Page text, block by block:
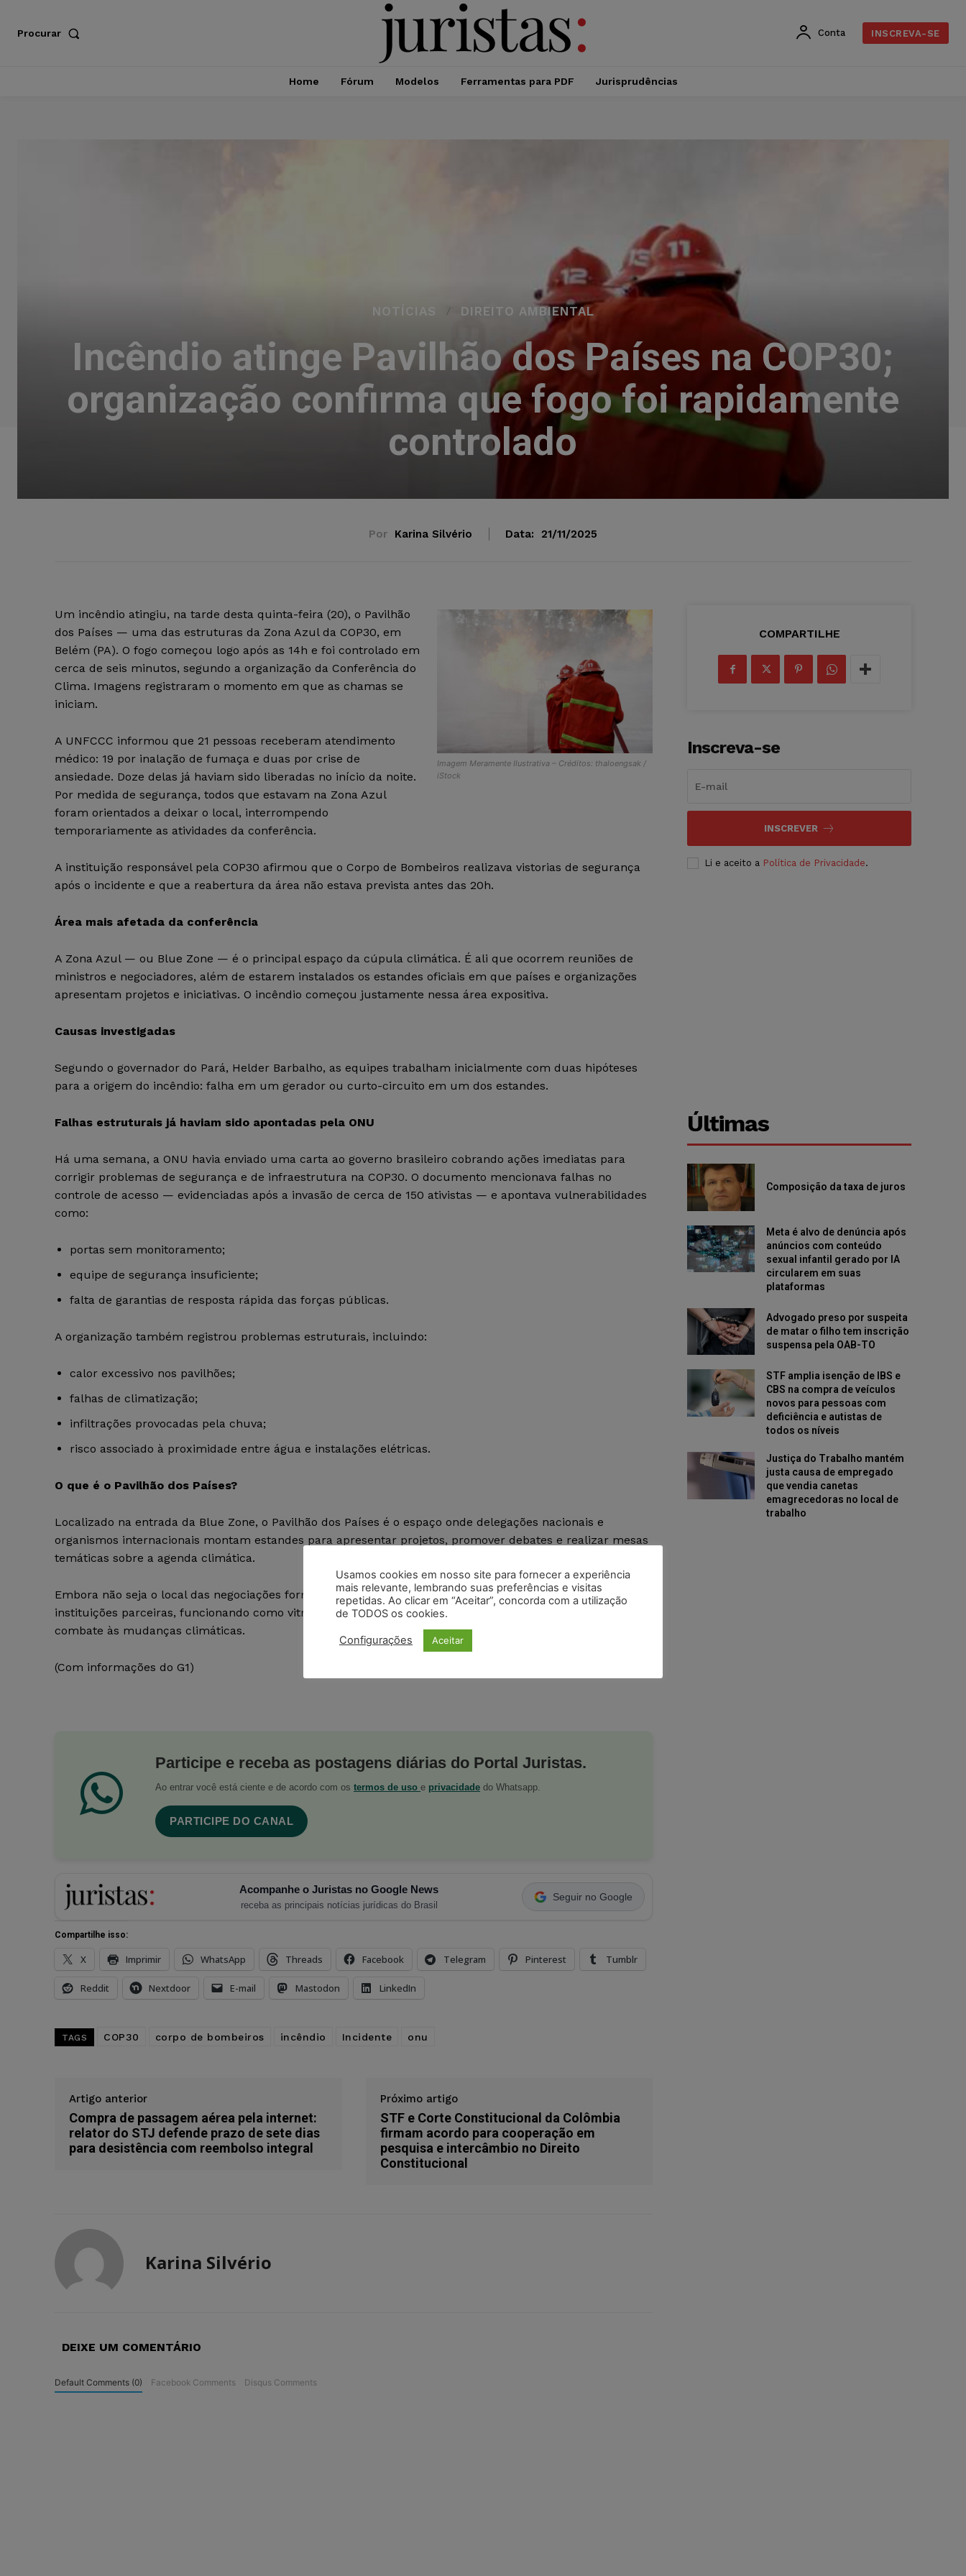
Procurar Conta INSCREVA-SE
Home Fórum Modelos Ferramentas para PDF Jurisprudências
NOTÍCIAS DIREITO AMBIENTAL
Incêndio atinge Pavilhão dos Países na COP30;
organização confirma que fogo foi rapidamente
controlado
Por Karina Silvério Data: 21/11/2025
Imagem Meramente Ilustrativa – Créditos: thaloengsak /
iStock
Um incêndio atingiu, na tarde desta quinta-feira (20), o Pavilhão
dos Países — uma das estruturas da Zona Azul da COP30, em
Belém (PA). O fogo começou logo após as 14h e foi controlado em
cerca de seis minutos, segundo a organização da Conferência do
Clima. Imagens registraram o momento em que as chamas se
iniciam.
A UNFCCC informou que 21 pessoas receberam atendimento
médico: 19 por inalação de fumaça e duas por crise de
ansiedade. Doze delas já haviam sido liberadas no início da noite.
Por medida de segurança, todos que estavam na Zona Azul
foram orientados a deixar o local, interrompendo
temporariamente as atividades da conferência.
A instituição responsável pela COP30 afirmou que o Corpo de Bombeiros realizava vistorias de segurança
após o incidente e que a reabertura da área não estava prevista antes das 20h.
Área mais afetada da conferência
A Zona Azul — ou Blue Zone — é o principal espaço da cúpula climática. É ali que ocorrem reuniões de
ministros e negociadores, além de estarem instalados os estandes oficiais em que países e organizações
apresentam projetos e iniciativas. O incêndio começou justamente nessa área expositiva.
Causas investigadas
Segundo o governador do Pará, Helder Barbalho, as equipes trabalham inicialmente com duas hipóteses
para a origem do incêndio: falha em um gerador ou curto-circuito em um dos estandes.
Falhas estruturais já haviam sido apontadas pela ONU
Há uma semana, a ONU havia enviado uma carta ao governo brasileiro cobrando ações imediatas para
corrigir problemas de segurança e de infraestrutura na COP30. O documento mencionava falhas no
controle de acesso — evidenciadas após a invasão de cerca de 150 ativistas — e apontava vulnerabilidades
como:
portas sem monitoramento;
equipe de segurança insuficiente;
falta de garantias de resposta rápida das forças públicas.
A organização também registrou problemas estruturais, incluindo:
calor excessivo nos pavilhões;
falhas de climatização;
infiltrações provocadas pela chuva;
risco associado à proximidade entre água e instalações elétricas.
O que é o Pavilhão dos Países?
Localizado na entrada da Blue Zone, o Pavilhão dos Países é o espaço onde delegações nacionais e
organismos internacionais montam estandes para apresentar projetos, promover debates e realizar mesas
temáticas sobre a agenda climática.
Embora não seja o local das negociações formais, reúne representantes técnicos, observadores e
instituições parceiras, funcionando como vitrine para iniciativas governamentais e multilaterais ligadas ao
combate às mudanças climáticas.
(Com informações do G1)
Participe e receba as postagens diárias do Portal Juristas.
Ao entrar você está ciente e de acordo com os termos de uso e privacidade do Whatsapp.
PARTICIPE DO CANAL
Acompanhe o Juristas no Google News
receba as principais notícias jurídicas do Brasil
Seguir no Google
Compartilhe isso:
X Imprimir WhatsApp Threads Facebook Telegram Pinterest Tumblr
Reddit Nextdoor E-mail Mastodon LinkedIn
TAGS COP30 corpo de bombeiros incêndio Incidente onu
Artigo anterior
Compra de passagem aérea pela internet:
relator do STJ defende prazo de sete dias
para desistência com reembolso integral
Próximo artigo
STF e Corte Constitucional da Colômbia
firmam acordo para cooperação em
pesquisa e intercâmbio no Direito
Constitucional
Karina Silvério
DEIXE UM COMENTÁRIO
Default Comments (0) Facebook Comments Disqus Comments
COMPARTILHE
Inscreva-se
INSCREVER
Li e aceito a Política de Privacidade.
Últimas
Composição da taxa de juros
Meta é alvo de denúncia após
anúncios com conteúdo
sexual infantil gerado por IA
circularem em suas
plataformas
Advogado preso por suspeita
de matar o filho tem inscrição
suspensa pela OAB-TO
STF amplia isenção de IBS e
CBS na compra de veículos
novos para pessoas com
deficiência e autistas de
todos os níveis
Justiça do Trabalho mantém
justa causa de empregado
que vendia canetas
emagrecedoras no local de
trabalho
Usamos cookies em nosso site para fornecer a experiência
mais relevante, lembrando suas preferências e visitas
repetidas. Ao clicar em “Aceitar”, concorda com a utilização
de TODOS os cookies.
Configurações Aceitar